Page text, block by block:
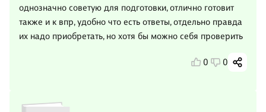
однозначно советую для подготовки, отлично готовит
также и к впр, удобно что есть ответы, отдельно правда
их надо приобретать, но хотя бы можно себя проверить
0 0